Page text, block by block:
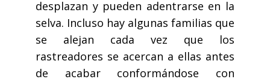
desplazan y pueden adentrarse en la
selva. Incluso hay algunas familias que
se alejan cada vez que los
rastreadores se acercan a ellas antes
de acabar conformándose con